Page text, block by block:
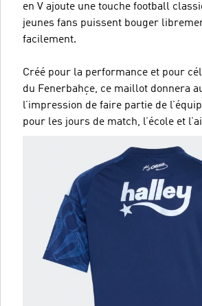
en V ajoute une touche football
jeunes fans puissent bouger
facilement.
Créé pour la performance et pour
du Fenerbahçe, ce maillot donnera
l’impression de faire partie de
pour les jours de match, l’école et